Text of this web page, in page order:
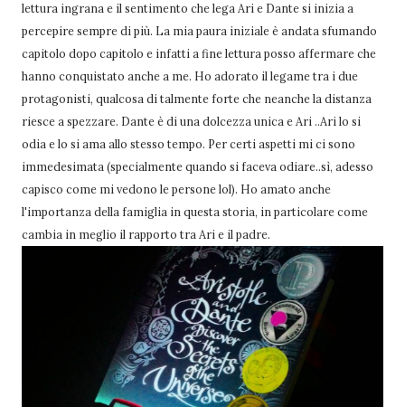
lettura ingrana e il sentimento che lega Ari e Dante si inizia a
percepire sempre di più. La mia paura iniziale è andata sfumando
capitolo dopo capitolo e infatti a fine lettura posso affermare che
hanno conquistato anche a me. Ho adorato il legame tra i due
protagonisti, qualcosa di talmente forte che neanche la distanza
riesce a spezzare. Dante è di una dolcezza unica e Ari ..Ari lo si
odia e lo si ama allo stesso tempo. Per certi aspetti mi ci sono
immedesimata (specialmente quando si faceva odiare..sì, adesso
capisco come mi vedono le persone lol). Ho amato anche
l'importanza della famiglia in questa storia, in particolare come
cambia in meglio il rapporto tra Ari e il padre.